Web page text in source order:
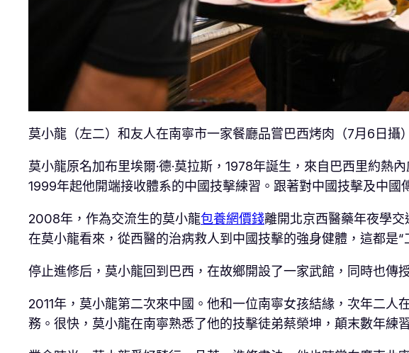
莫小龍（左二）和友人在南寧市一家餐廳品嘗巴西烤肉（7月6日攝
莫小龍原名加布里埃爾·德·莫拉斯，1978年誕生，來自巴西里約
1999年起他開端接收體系的中國技擊練習。跟著對中國技擊及中
2008年，作為交流生的莫小龍包養網價錢離開北京西醫藥年夜學
在莫小龍看來，從西醫的治病救人到中國技擊的強身健體，這都是“
停止進修后，莫小龍回到巴西，在故鄉開設了一家武館，同時也傳
2011年，莫小龍第二次來中國。他和一位南寧女孩結緣，次年二人
務。很快，莫小龍在南寧熟悉了他的技擊徒弟蔡榮坤，顛末數年練